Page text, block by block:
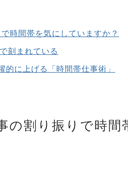
時間帯を気にしていますか？
刻まれている
に上げる「時間帯仕事術」
の割り振りで時間